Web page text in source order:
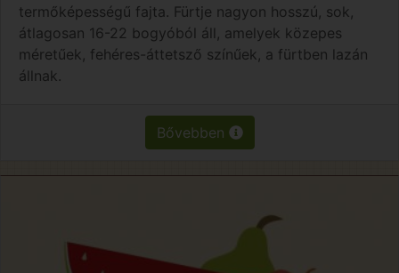
termőképességű fajta. Fürtje nagyon hosszú, sok,
átlagosan 16-22 bogyóból áll, amelyek közepes
méretűek, fehéres-áttetsző színűek, a fürtben lazán
állnak.
Bővebben